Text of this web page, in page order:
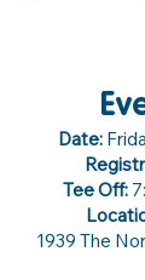
Date:
Tee Off:
1939 The